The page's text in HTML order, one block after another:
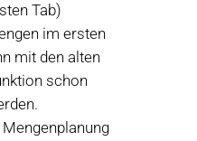
Tab)
im ersten
mit den alten
schon